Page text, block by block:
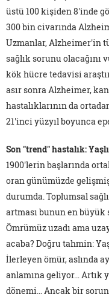
üstü 100 kişiden 8'inde
300 bin civarında
Uzmanlar, Alzheimer'in
sağlık sorunu olacağını
kök hücre tedavisi
asır sonra Alzheimer,
hastalıklarının da
21'inci yüzyıl boyunca
Son "trend" hastalık:
1900'lerin başlarında
oran günümüzde
durumda. Toplumsal
artması bunun en
Ömrümüz uzadı ama
acaba? Doğru tahmin:
İlerleyen ömür, aslında
anlamına geliyor… Artık
dönemi… Ancak bir